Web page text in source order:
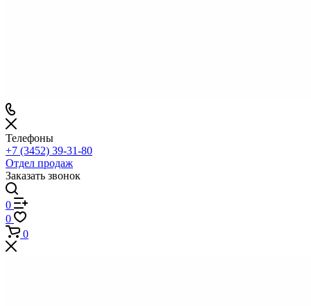
Телефоны
+7 (3452) 39-31-80
Отдел продаж
Заказать звонок
0
0
0